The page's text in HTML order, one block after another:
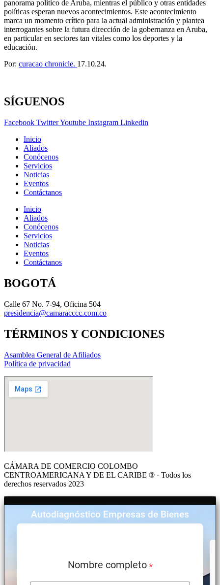
panorama político de Aruba, mientras el público y otras entidades
políticas esperan nuevos acontecimientos. Este acontecimiento
marca un momento crítico para la actual administración y plantea
interrogantes sobre la futura dirección de la gobernanza en Aruba,
en particular en sectores tan vitales como los deportes y la
educación.
Por: curacao chronicle. 17.10.24.
SÍGUENOS
Facebook TwitterYoutube Instagram Linkedin
Inicio
Aliados
Conócenos
Servicios
Noticias
Eventos
Contáctanos
Inicio
Aliados
Conócenos
Servicios
Noticias
Eventos
Contáctanos
BOGOTÁ
Calle 67 No. 7-94, Oficina 504
presidencia@camaracccc.com.co
TÉRMINOS Y CONDICIONES
Asamblea General de Afiliados
Política de privacidad
CÁMARA DE COMERCIO COLOMBO
CENTROAMERICANA Y DE EL CARIBE ® · Todos los
derechos reservados 2023